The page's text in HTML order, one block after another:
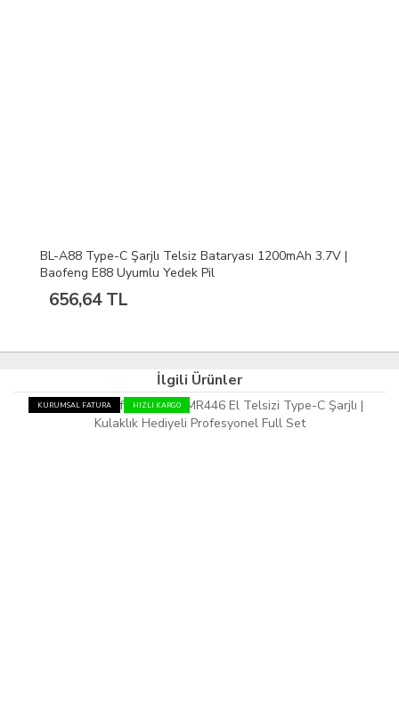
BL-A88 Type-C Şarjlı Telsiz Bataryası 1200mAh 3.7V |
Baofeng E88 Uyumlu Yedek Pil
656,64 TL
İlgili Ürünler
KURUMSAL FATURA HIZLI KARGO